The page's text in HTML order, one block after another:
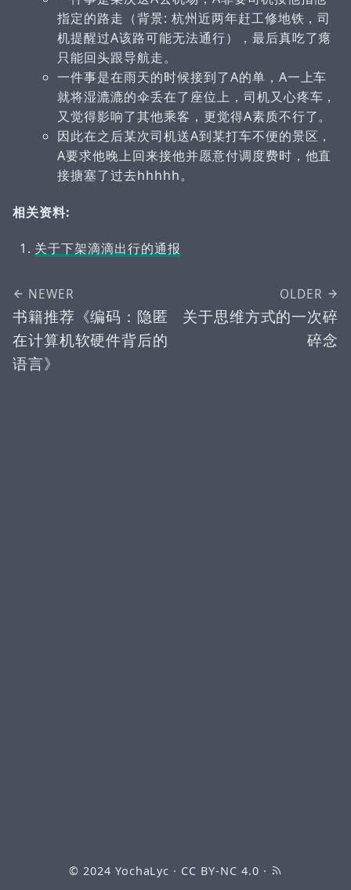
指定的路走（背景: 杭州近两年赶工修地铁，司
机提醒过A该路可能无法通行），最后真吃了瘪
只能回头跟导航走。
一件事是在雨天的时候接到了A的单，A一上车
就将湿漉漉的伞丢在了座位上，司机又心疼车，
又觉得影响了其他乘客，更觉得A素质不行了。
因此在之后某次司机送A到某打车不便的景区，
A要求他晚上回来接他并愿意付调度费时，他直
接搪塞了过去hhhhh。
相关资料:
关于下架滴滴出行的通报
NEWER
书籍推荐《编码：隐匿
在计算机软硬件背后的
语言》
OLDER
关于思维方式的一次碎
碎念
© 2024 YochaLyc · CC BY-NC 4.0 ·